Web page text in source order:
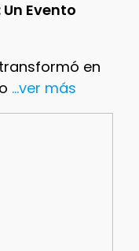
Evento
en
...ver más